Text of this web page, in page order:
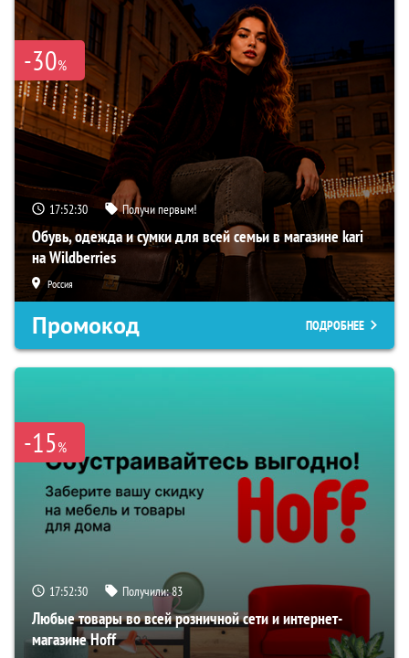
-30%
17:52:29 Получи первым!
Обувь, одежда и сумки для всей семьи в магазине kari
на Wildberries
Россия
Промокод ПОДРОБНЕЕ
-15%
17:52:29 Получили:83
Любые товары во всей розничной сети и интернет-
магазине Hoff